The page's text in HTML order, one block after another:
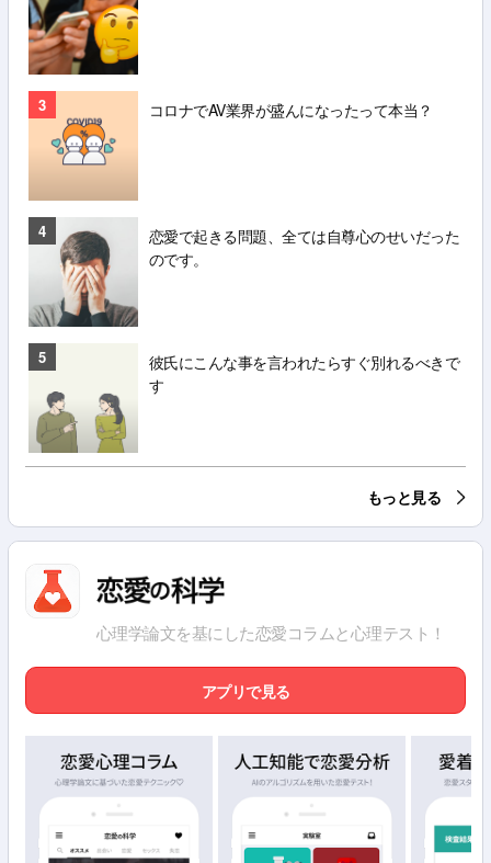
3 コロナでAV業界が盛んになったって本当？
4
恋愛で起きる問題、全ては自尊心のせいだった
のです。
5
彼氏にこんな事を言われたらすぐ別れるべきで
す
もっと見る
心理学論文を基にした恋愛コラムと心理テスト！
アプリで見る